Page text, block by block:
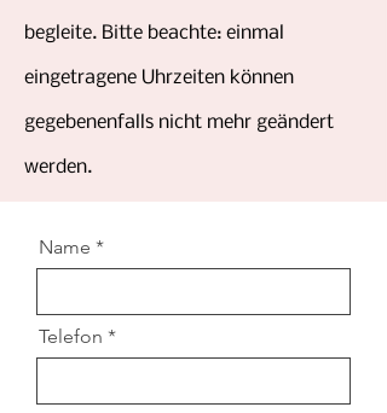
begleite. Bitte beachte: einmal
eingetragene Uhrzeiten können
gegebenenfalls nicht mehr geändert
werden.
Name
Telefon